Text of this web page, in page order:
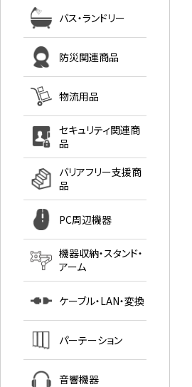
バス・ランドリー
防災関連商品
物流用品
セキュリティ関連商
品
バリアフリー支援商
品
PC周辺機器
機器収納・スタンド・
アーム
ケーブル・LAN・変換
パーテーション
音響機器